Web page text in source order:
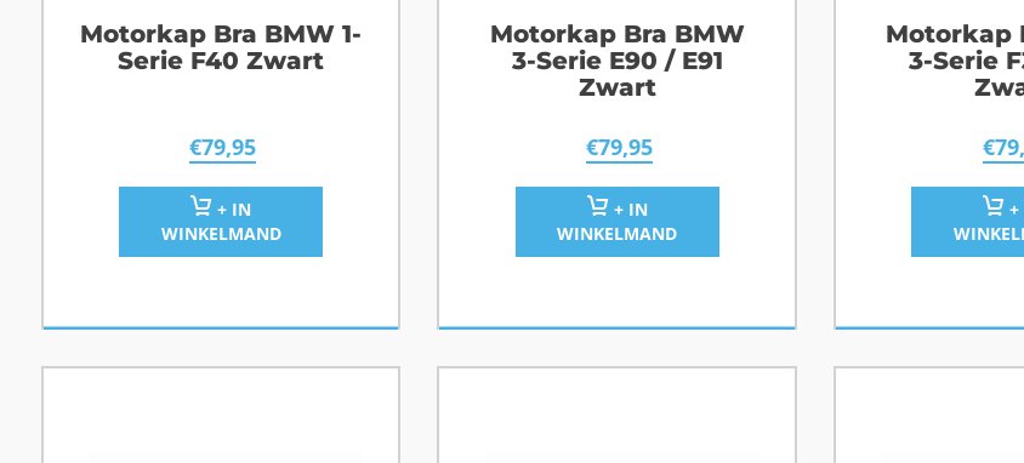
Motorkap Bra BMW 1-
Serie F40 Zwart
€79,95
+ IN
WINKELMAND
Motorkap Bra BMW
3-Serie E90 / E91
Zwart
€79,95
+ IN
WINKELMAND
Motorkap
3-Serie
€
+